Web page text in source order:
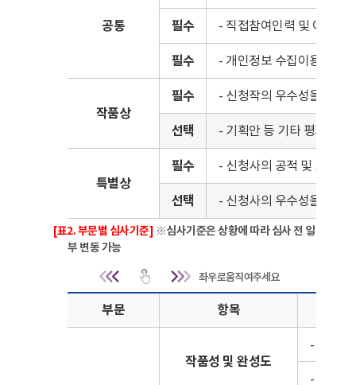
공통 필수 - 직접참여인력 및 이해관
필수 - 개인정보 수집이용제공
작품상
필수 - 신청작의 우수성을 확인
선택 - 기획안 등 기타 평가에
특별상
필수 - 신청사의 공적 및 기여도
선택 - 신청사의 우수성을 확인
[표2. 부문별 심사기준] ※심사기준은 상황에 따라 심사 전 일
부 변동 가능
제출서류 및 심사기준 | [표2. 부문별
부문 항목
작품성 및 완성도
- 주제,
- 연출,